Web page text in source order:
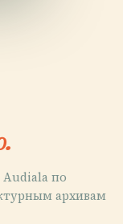
Audiala по
архивам